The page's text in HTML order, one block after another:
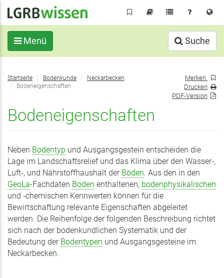
Inhalt
Menü Suche
Sie
befinden
Startseite Bodenkunde
Neckarbecken
Bodeneigenschaften
Bodeneigenschaften
Merken
Drucken
PDF-Version
Neben Bodentyp und Ausgangsgestein entscheiden die
Lage im Landschaftsrelief und das Klima über den Wasser-,
Luft-, und Nährstoffhaushalt der Böden. Aus den in den
GeoLa-Fachdaten Boden enthaltenen, bodenphysikalischen
und ‑chemischen Kennwerten können für die
Bewirtschaftung relevante Eigenschaften abgeleitet
werden. Die Reihenfolge der folgenden Beschreibung richtet
sich nach der bodenkundlichen Systematik und der
Bedeutung der Bodentypen und Ausgangsgesteine im
Neckarbecken.